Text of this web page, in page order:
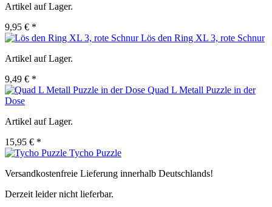
Artikel auf Lager.
9,95 € *
Lös den Ring XL 3, rote Schnur
Artikel auf Lager.
9,49 € *
Quad L Metall Puzzle in der
Dose
Artikel auf Lager.
15,95 € *
Tycho Puzzle
Versandkostenfreie Lieferung innerhalb Deutschlands!
Derzeit leider nicht lieferbar.